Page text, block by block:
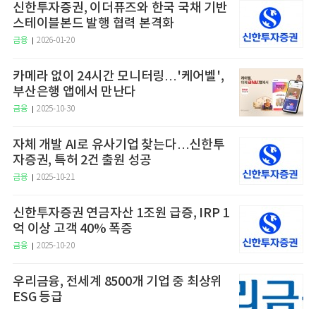
신한투자증권, 이더퓨즈와 한국 국채 기반
스테이블본드 발행 협력 본격화
금융 2026-01-20
카메라 없이 24시간 모니터링…'케어벨',
부산은행 앱에서 만난다
금융 2025-10-30
자체 개발 AI로 유사기업 찾는다…신한투
자증권, 특허 2건 출원 성공
금융 2025-10-21
신한투자증권 연금자산 1조원 급증, IRP 1
억 이상 고객 40% 폭증
금융 2025-10-20
우리금융, 전세계 8500개 기업 중 최상위
ESG 등급